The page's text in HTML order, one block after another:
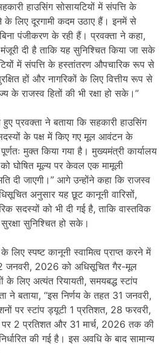
हाउसिंग सोसायटियों में संपत्ति के
लिए दूरगामी कदम उठाए हैं। इनमें से
पंजीकरण के रही हैं। प्रवक्ता ने कहा,
दी है ताकि यह सुनिश्चित किया जा सके
में संपत्ति के हस्तांतरण औपचारिक रूप से
हों और नागरिकों के लिए वित्तीय रूप से
के राजस्व हितों की भी रक्षा हो सके।”
प्रवक्ता ने बताया कि सहकारी हाउसिंग
सदस्यों के पक्ष में किए गए मूल आवंटन के
मुक्त किया गया है। मुख्यमंत्री कार्यालय
घोषित मूल्य पर केवल एक मामूली
दी जाएगी।” आगे उन्होंने कहा कि राजस्व
अनुसार यह छूट कानूनी वारिसों,
सदस्यों को भी दी गई है, ताकि वास्तविक
सुनिश्चित हो सके।
लिए स्पष्ट कानूनी स्वामित्व प्राप्त करने में
जनवरी, 2026 को अधिसूचित गैर-मूल
लिए अत्यंत रियायती, समयबद्ध स्टांप
ने बताया, “इस निर्णय के तहत 31 जनवरी,
पर स्टांप ड्यूटी 1 प्रतिशत, 28 फरवरी,
2 प्रतिशत और 31 मार्च, 2026 तक की
की गई है। इस अवधि के बाद सामान्य